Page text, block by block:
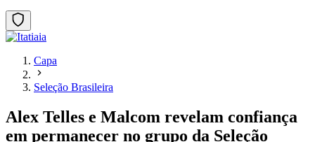
Capa
Seleção Brasileira
Alex Telles e Malcom revelam confiança
em permanecer no grupo da Seleção